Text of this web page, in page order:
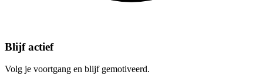
Blijf actief
Volg je voortgang en blijf gemotiveerd.